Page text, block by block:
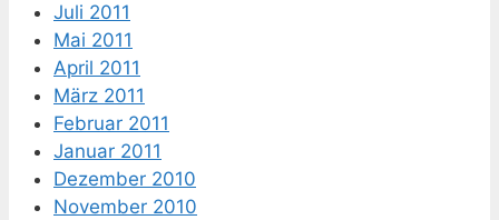
Juli 2011
Mai 2011
April 2011
März 2011
Februar 2011
Januar 2011
Dezember 2010
November 2010